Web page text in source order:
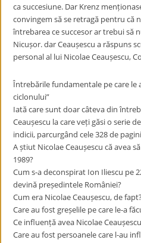
ca succesiune. Dar Krenz
convingem să se retragă pentru că
întrebarea ce succesor ar trebui să
Nicușor. dar Ceaușescu a răspuns
personal al lui Nicolae Ceaușescu,
Întrebările fundamentale pe care le
ciclonului”
Iată care sunt doar câteva din
Ceaușescu la care veți găsi o serie
indicii, parcurgând cele 328 de
A știut Nicolae Ceaușescu că avea
1989?
Cum s-a deconspirat Ion Iliescu pe
devină președintele României?
Cum era Nicolae Ceaușescu, de
Care au fost greșelile pe care le-a
Ce influență avea Nicolae
Care au fost persoanele care l-au